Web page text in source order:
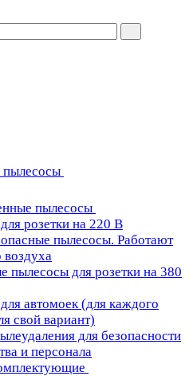
пылесосы
розетки на 220 В
пылесосы. Работают
воздуха
пылесосы для розетки на 380
автомоек (для каждого
свой вариант)
для безопасности
и персонала